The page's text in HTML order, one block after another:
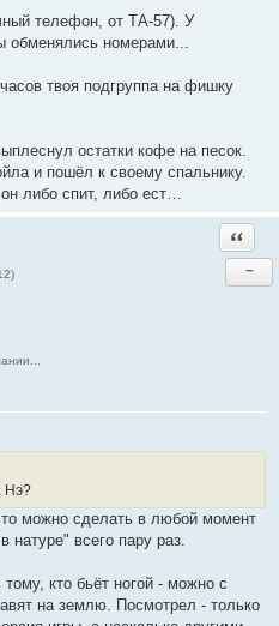
телефон, от ТА-57). У
обменялись номерами...
твоя подгруппа на фишку
остатки кофе на песок.
и пошёл к своему спальнику.
либо спит, либо ест…
−
Нэ?
можно сделать в любой момент
всего пару раз.
кто бьёт ногой - можно с
на землю. Посмотрел - только